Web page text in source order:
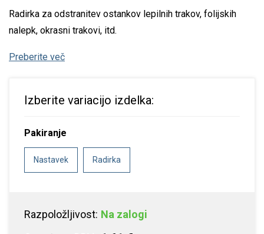
Radirka za odstranitev ostankov lepilnih trakov, folijskih
nalepk, okrasni trakovi, itd.
Preberite več
Izberite variacijo izdelka:
Pakiranje
Nastavek Radirka
Razpoložljivost: Na zalogi